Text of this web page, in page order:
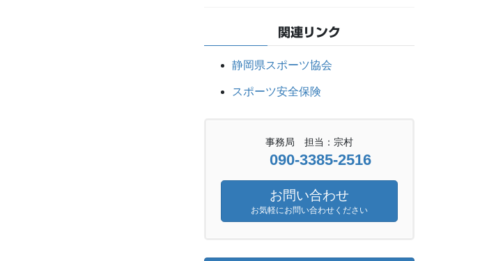
関連リンク
静岡県スポーツ協会
スポーツ安全保険
事務局 担当：宗村
090-3385-2516
お問い合わせ
お気軽にお問い合わせください